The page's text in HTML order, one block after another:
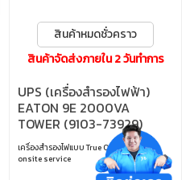
สินค้าหมดชั่วคราว
สินค้าจัดส่งภายใน 2 วันทำการ
UPS (เครื่องสำรองไฟฟ้า)
EATON 9E 2000VA
TOWER (9103-73929)
BLACK
เครื่องสำรองไฟแบบ True Online 3 years
onsite service